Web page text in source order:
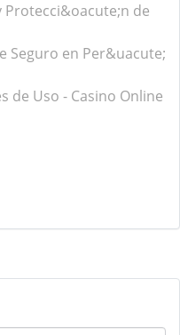
Protecci&oacute;n de
Seguro en Per&uacute;
de Uso - Casino Online